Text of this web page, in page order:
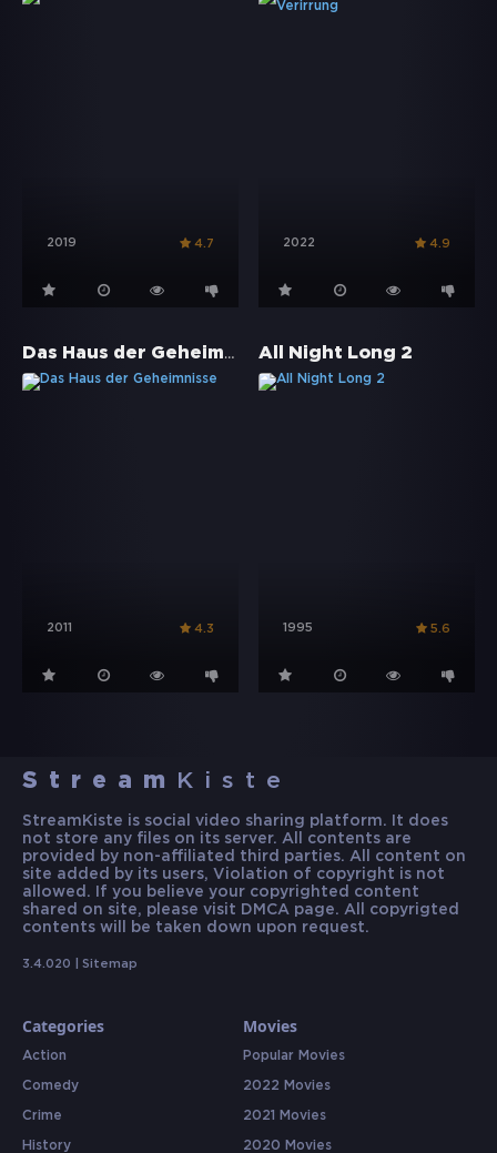
2019 4.7 2022 4.9
Das Haus der Geheimnisse
2011 4.3
All Night Long 2
1995 5.6
Stream Kiste
StreamKiste is social video sharing platform. It does
not store any files on its server. All contents are
provided by non-affiliated third parties. All content on
site added by its users, Violation of copyright is not
allowed. If you believe your copyrighted content
shared on site, please visit DMCA page. All copyrigted
contents will be taken down upon request.
3.4.020 | Sitemap
Categories
Action
Comedy
Crime
History
Movies
Popular Movies
2022 Movies
2021 Movies
2020 Movies